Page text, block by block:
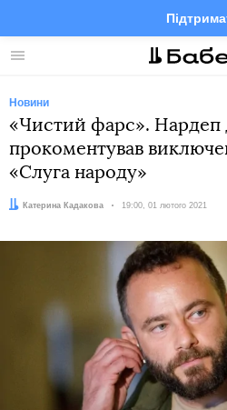
Меню Facebook
Новини
«Чистий фарс». Нардеп
прокоментував
«Слуга народу»
Автор:Катерина Кадакова Дата:
19:00, 01 лютого 2021